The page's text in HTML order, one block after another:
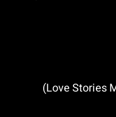
מוזיאון סיפורי האהבה (Love Stories Museum)